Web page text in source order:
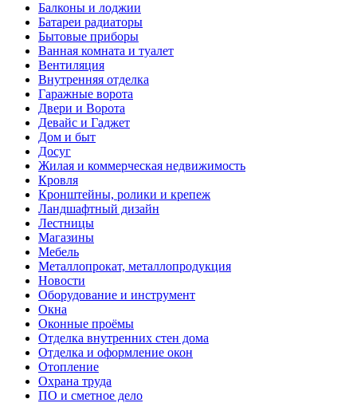
Балконы и лоджии
Батареи радиаторы‎
Бытовые приборы
Ванная комната и туалет
Вентиляция
Внутренняя отделка
Гаражные ворота
Двери и Ворота
Девайс и Гаджет
Дом и быт
Досуг
Жилая и коммерческая недвижимость
Кровля
Кронштейны, ролики и крепеж
Ландшафтный дизайн
Лестницы
Магазины
Мебель
Металлопрокат, металлопродукция
Новости
Оборудование и инструмент
Окна
Оконные проёмы
Отделка внутренних стен дома
Отделка и оформление окон
Отопление
Охрана труда
ПО и сметное дело